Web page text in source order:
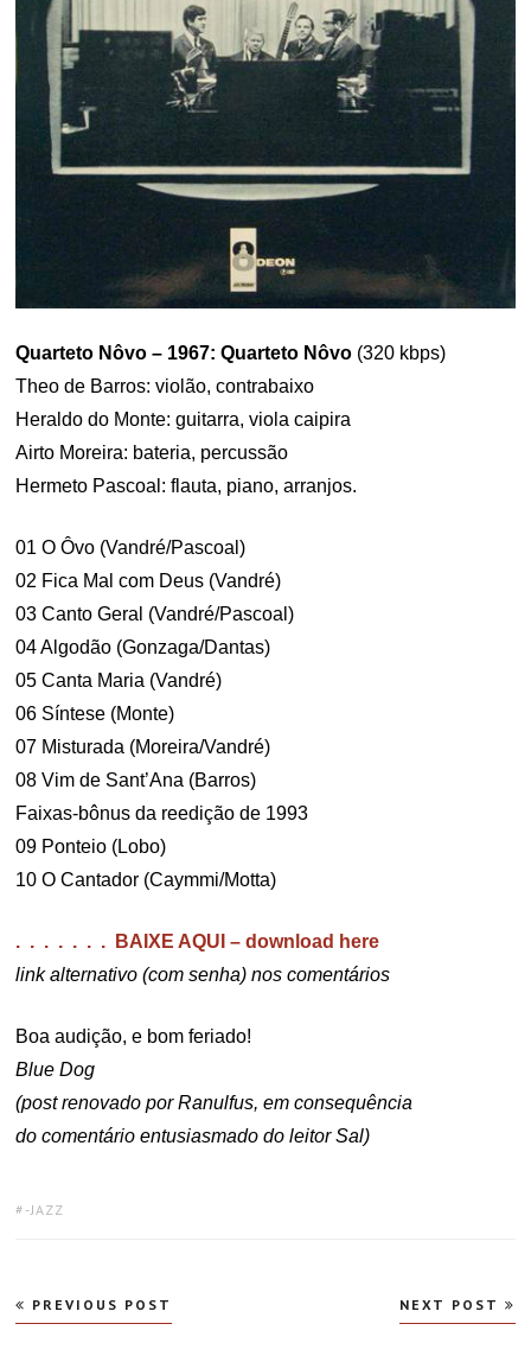
Quarteto Nôvo – 1967: Quarteto Nôvo (320 kbps)
Theo de Barros: violão, contrabaixo
Heraldo do Monte: guitarra, viola caipira
Airto Moreira: bateria, percussão
Hermeto Pascoal: flauta, piano, arranjos.
01 O Ôvo (Vandré/Pascoal)
02 Fica Mal com Deus (Vandré)
03 Canto Geral (Vandré/Pascoal)
04 Algodão (Gonzaga/Dantas)
05 Canta Maria (Vandré)
06 Síntese (Monte)
07 Misturada (Moreira/Vandré)
08 Vim de Sant’Ana (Barros)
Faixas-bônus da reedição de 1993
09 Ponteio (Lobo)
10 O Cantador (Caymmi/Motta)
. . . . . . . BAIXE AQUI – download here
link alternativo (com senha) noscomentários
Boa audição, e bom feriado!
Blue Dog
(post renovado por Ranulfus, em consequência
do comentário entusiasmado do leitor Sal)
TAGS:
-JAZZ
Navegação
de
PREVIOUS POST NEXT POST